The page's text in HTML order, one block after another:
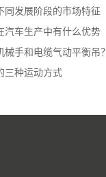
同发展阶段的市场特征
汽车生产中有什么优势
械手和电缆气动平衡吊？
三种运动方式